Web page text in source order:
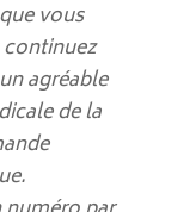
vous
agréable
de la